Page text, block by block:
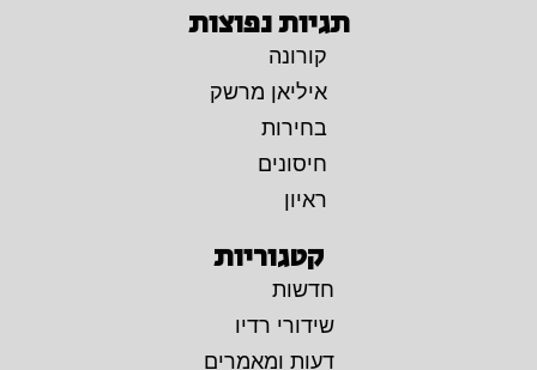
תגיות נפוצות
קורונה
איליאן מרשק
בחירות
חיסונים
ראיון
קטגוריות
חדשות
שידורי רדיו
דעות ומאמרים